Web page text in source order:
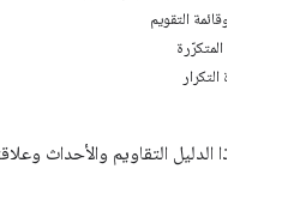
التقويم وقائمة التقويم
الأحداث المتكرّرة
قاعدة التكرار
يوضّح هذا الدليل التقاويم والأحداث